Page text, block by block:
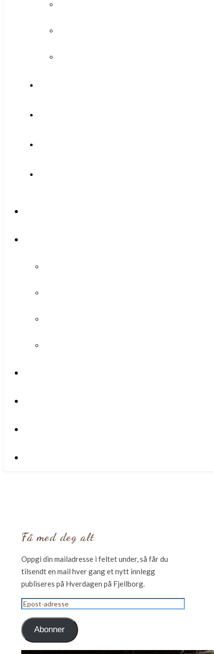
Få med deg alt
Oppgi din mailadresse i feltet under, så får du
tilsendt en mail hver gang et nytt innlegg
publiseres på Hverdagen på Fjellborg.
Epost-
adresse
Abonner